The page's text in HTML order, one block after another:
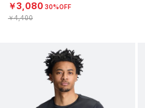
￥3,080 30%OFF
￥4,400